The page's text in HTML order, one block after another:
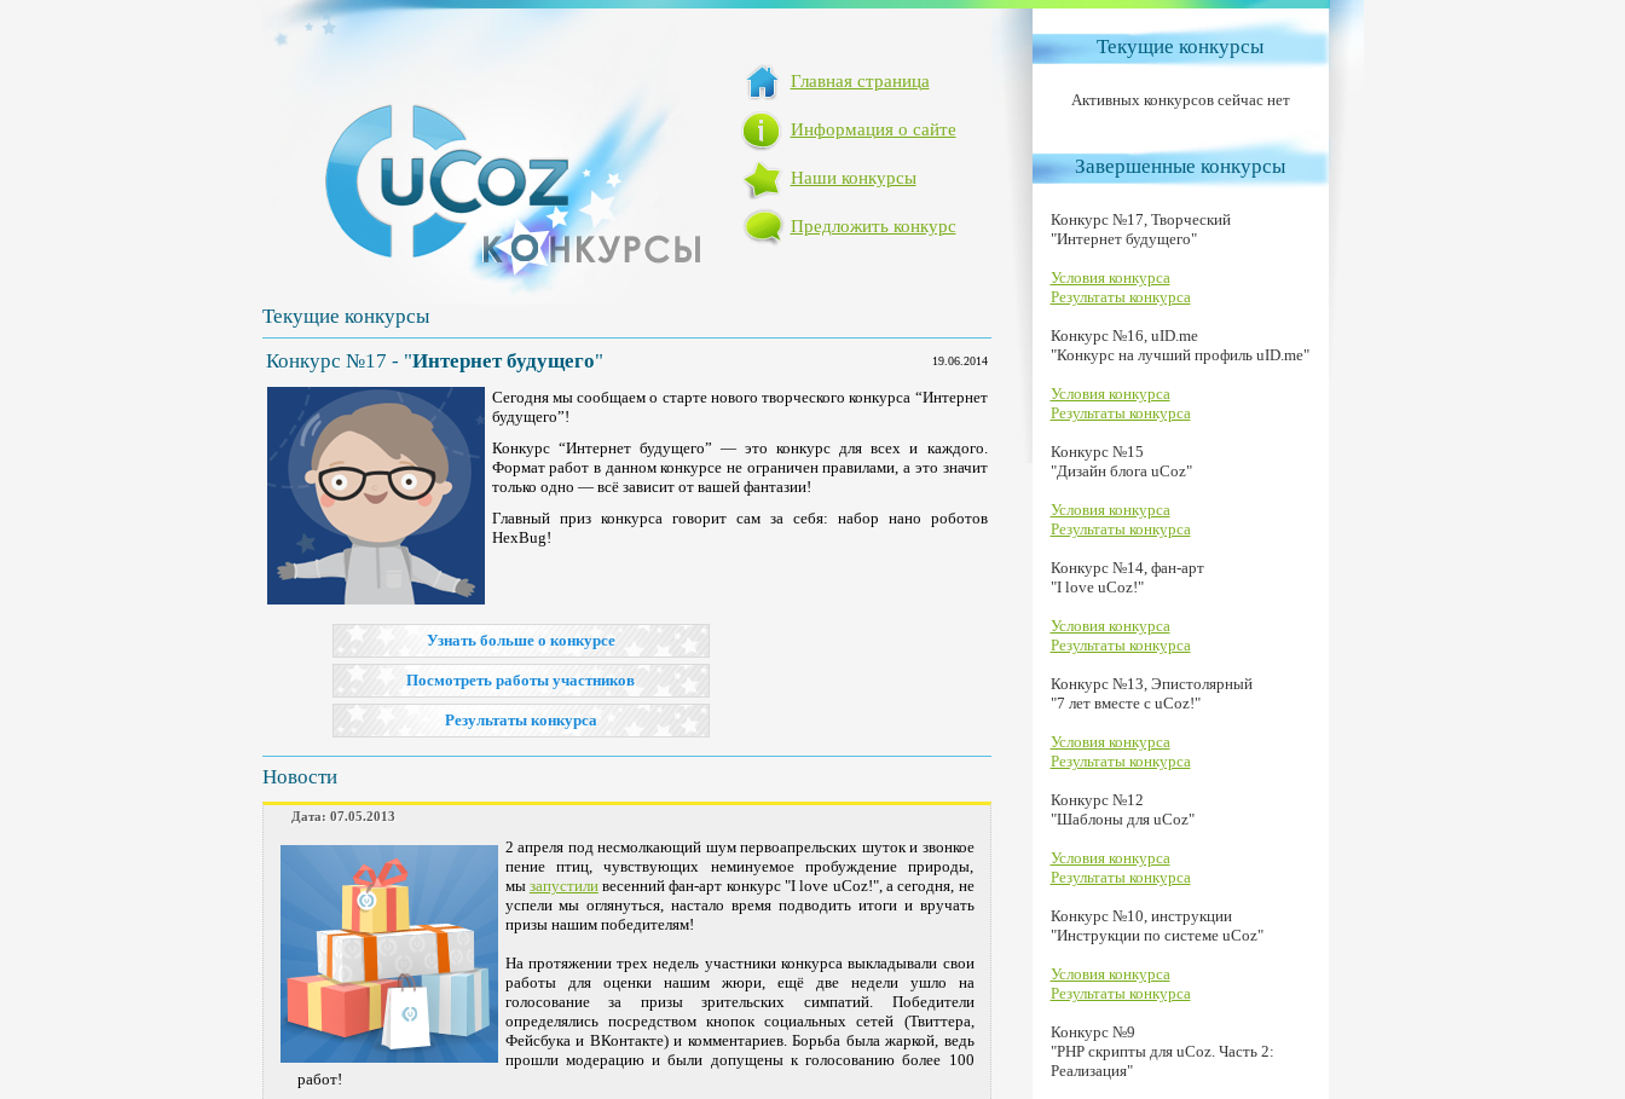
Главная страница
Информация о сайте
Наши конкурсы
Предложить конкурс
Текущие конкурсы
Конкурс №17 - "Интернет будущего" 19.06.2014
Сегодня мы сообщаем о старте нового творческого конкурса “Интернет
будущего”!
Конкурс “Интернет будущего” — это конкурс для всех и каждого.
Формат работ в данном конкурсе не ограничен правилами, а это значит
только одно — всё зависит от вашей фантазии!
Главный приз конкурса говорит сам за себя: набор нано роботов
HexBug!
Узнать больше о конкурсе
Посмотреть работы участников
Результаты конкурса
Новости
Дата: 07.05.2013
2 апреля под несмолкающий шум первоапрельских шуток и звонкое
пение птиц, чувствующих неминуемое пробуждение природы,
мы запустиливесенний фан-арт конкурс "I love uCoz!", а сегодня, не
успели мы оглянуться, настало время подводить итоги и вручать
призы нашим победителям!
На протяжении трех недель участники конкурса выкладывали свои
работы для оценки нашим жюри, ещё две недели ушло на
голосование за призы зрительских симпатий. Победители
определялись посредством кнопок социальных сетей (Твиттера,
Фейсбука и ВКонтакте) и комментариев. Борьба была жаркой, ведь
прошли модерацию и были допущены к голосованию более 100
работ!
Текущие конкурсы
Активных конкурсов сейчас нет
Завершенные конкурсы
Конкурс №17, Творческий
"Интернет будущего"
Условия конкурса
Результаты конкурса
Конкурс №16, uID.me
"Конкурс на лучший профиль uID.me"
Условия конкурса
Результаты конкурса
Конкурс №15
"Дизайн блога uCoz"
Условия конкурса
Результаты конкурса
Конкурс №14, фан-арт
"I love uCoz!"
Условия конкурса
Результаты конкурса
Конкурс №13, Эпистолярный
"7 лет вместе с uCoz!"
Условия конкурса
Результаты конкурса
Конкурс №12
"Шаблоны для uCoz"
Условия конкурса
Результаты конкурса
Конкурс №10, инструкции
"Инструкции по системе uCoz"
Условия конкурса
Результаты конкурса
Конкурс №9
"PHP скрипты для uCoz. Часть 2:
Реализация"